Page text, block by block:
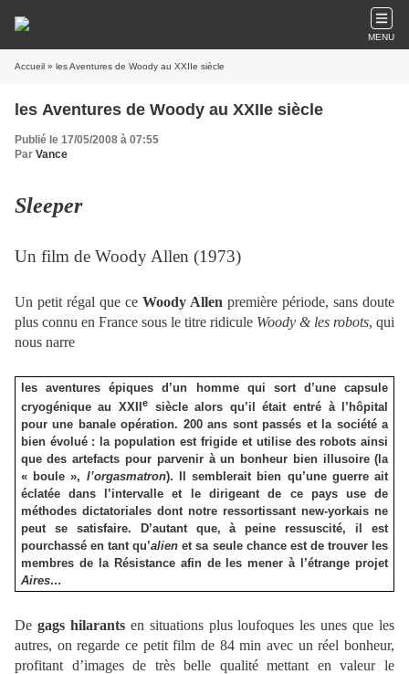
MENU
Accueil » les Aventures de Woody au XXIIe siècle
les Aventures de Woody au XXIIe siècle
Publié le 17/05/2008 à 07:55
Par Vance
Sleeper
Un film de Woody Allen (1973)
Un petit régal que ce Woody Allen première période, sans doute
plus connu en France sous le titre ridicule Woody & les robots, qui
nous narre
les aventures épiques d’un homme qui sort d’une capsule
cryogénique au XXII
esiècle alors qu’il était entré à l’hôpital
pour une banale opération. 200 ans sont passés et la société a
bien évolué : la population est frigide et utilise des robots ainsi
que des artefacts pour parvenir à un bonheur bien illusoire (la
« boule », l’orgasmatron). Il semblerait bien qu’une guerre ait
éclatée dans l’intervalle et le dirigeant de ce pays use de
méthodes dictatoriales dont notre ressortissant new-yorkais ne
peut se satisfaire. D’autant que, à peine ressuscité, il est
pourchassé en tant qu’alien et sa seule chance est de trouver les
membres de la Résistance afin de les mener à l’étrange projet
Aires…
De gags hilarantsen situations plus loufoques les unes que les
autres, on regarde ce petit film de 84 min avec un réel bonheur,
profitant d’images de très belle qualité mettant en valeur le